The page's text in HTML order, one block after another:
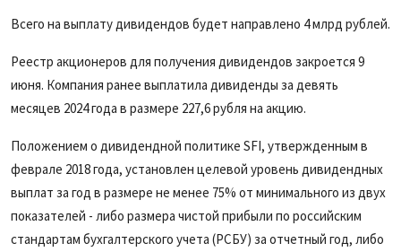
Всего на выплату дивидендов будет направлено 4 млрд рублей.
Реестр акционеров для получения дивидендов закроется 9
июня. Компания ранее выплатила дивиденды за девять
месяцев 2024 года в размере 227,6 рубля на акцию.
Положением о дивидендной политике SFI, утвержденным в
феврале 2018 года, установлен целевой уровень дивидендных
выплат за год в размере не менее 75% от минимального из двух
показателей - либо размера чистой прибыли по российским
стандартам бухгалтерского учета (РСБУ) за отчетный год, либо